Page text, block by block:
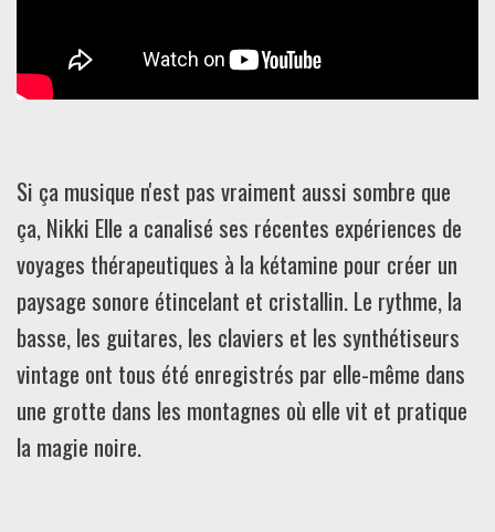
Si ça musique n'est pas vraiment aussi sombre que
ça, Nikki Elle a canalisé ses récentes expériences de
voyages thérapeutiques à la kétamine pour créer un
paysage sonore étincelant et cristallin. Le rythme, la
basse, les guitares, les claviers et les synthétiseurs
vintage ont tous été enregistrés par elle-même dans
une grotte dans les montagnes où elle vit et pratique
la magie noire.